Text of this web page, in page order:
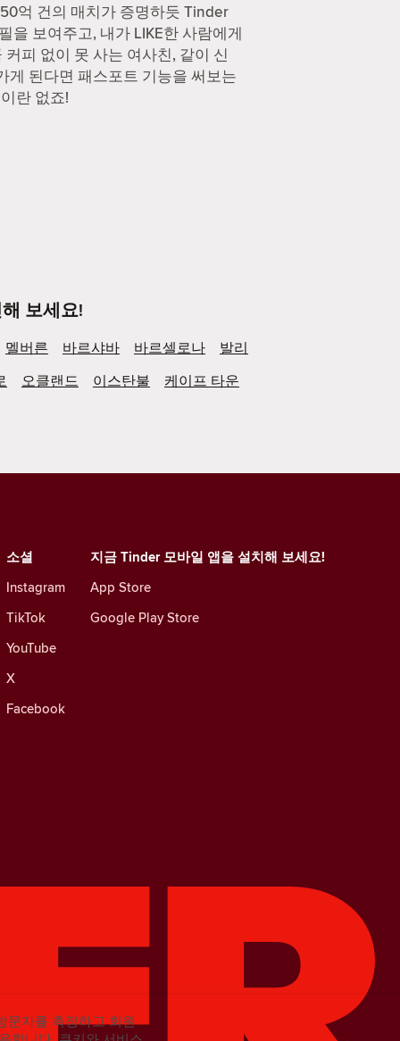
억 건의 매치가 증명하듯 Tinder
보여주고, 내가 LIKE한 사람에게
피 없이 못 사는 여사친, 같이 신
게 된다면 패스포트 기능을 써보는
란 없죠!
보세요!
멜버른 바르샤바 바르셀로나
발리
오클랜드 이스탄불 케이프 타운
소셜
Instagram
TikTok
YouTube
X
Facebook
지금 Tinder 모바일 앱을 설치해 보세요!
App Store
Google Play Store
문자를 측정하고 회원